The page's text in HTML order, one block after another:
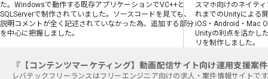
た。Windowsで動作する既存アプリケーションでVC++と
SQLServerで制作されていました。ソースコードを見ても、
説明コメントが全く記述されていなかった為、追加する部分
を中心に把握しました。
スマホ向けのネイテ
れまでのUnityによる
iOS・Android・Mac
Unityの利点を活かし
リを制作しました。
『【コンテンツマーケティング】動画配信サイト向け運用支援案